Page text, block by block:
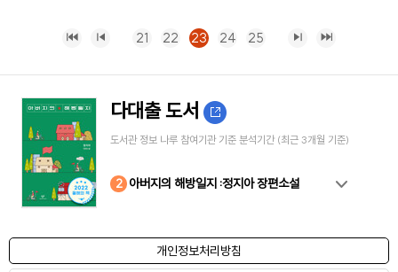
21 22 23 24 25
다대출 도서
도서관 정보 나루 참여기관 기준 분석기간 (최근 3개월 기준)
1
2 아버지의 해방일지 :정지아 장편소설
3
4
5
6
7
8
9
10
개인정보처리방침